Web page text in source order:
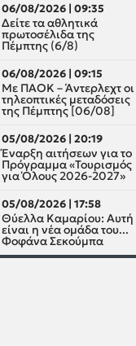
06/08/2026 | 09:35
Δείτε τα αθλητικά
πρωτοσέλιδα της
Πέμπτης (6/8)
06/08/2026 | 09:15
Με ΠΑΟΚ – Άντερλεχτ οι
τηλεοπτικές μεταδόσεις
της Πέμπτης [06/08]
05/08/2026 | 20:19
Έναρξη αιτήσεων για το
Πρόγραμμα «Τουρισμός
για Όλους 2026-2027»
05/08/2026 | 17:58
Θύελλα Καμαρίου: Αυτή
είναι η νέα ομάδα του...
Φοφάνα Σεκούμπα